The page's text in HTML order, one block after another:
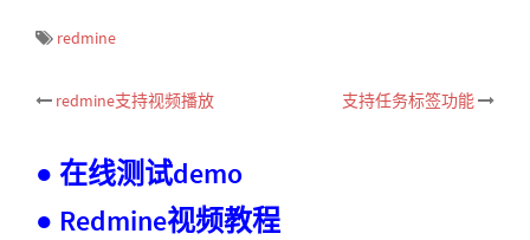
redmine
Post
navigation
redmine支持视频播放 支持任务标签功能
● 在线测试demo
● Redmine视频教程